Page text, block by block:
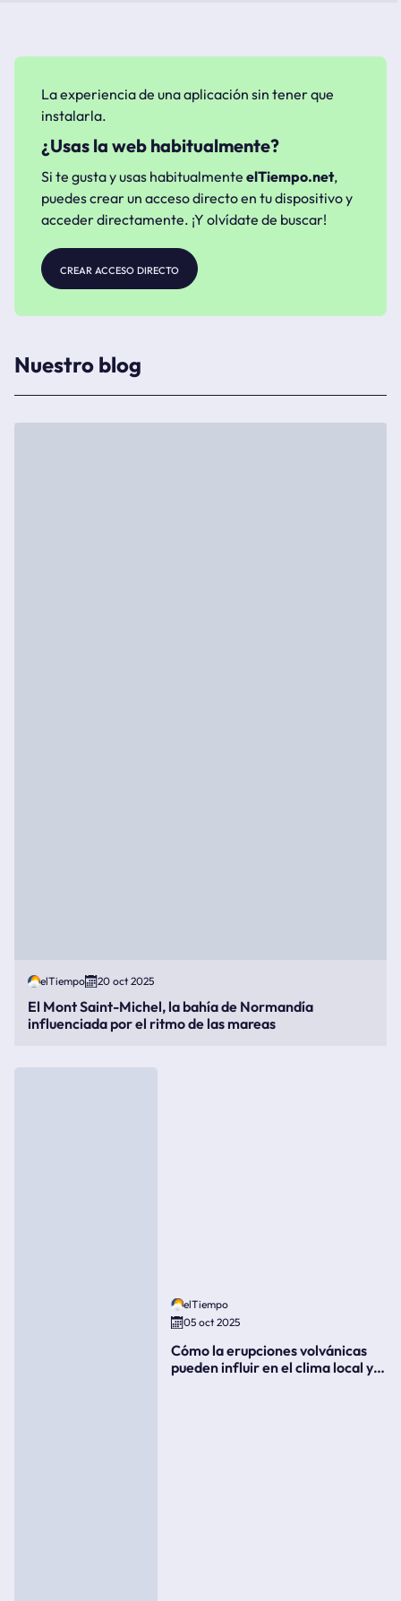
La experiencia de una aplicación sin tener que
instalarla.
¿Usas la web habitualmente?
Si te gusta y usas habitualmente elTiempo.net,
puedes crear un acceso directo en tu dispositivo y
acceder directamente. ¡Y olvídate de buscar!
crear acceso directo
Nuestro blog
elTiempo 20 oct 2025
El Mont Saint-Michel, la bahía de Normandía
influenciada por el ritmo de las mareas
elTiempo
05 oct 2025
Cómo la erupciones volvánicas
pueden influir en el clima local y